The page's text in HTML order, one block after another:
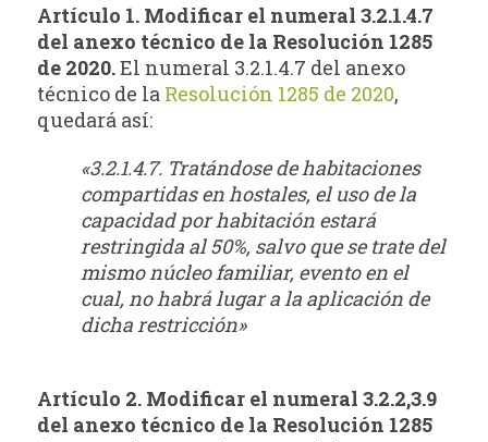
Artículo 1. Modificar el numeral 3.2.1.4.7
del anexo técnico de la Resolución 1285
de 2020.El numeral 3.2.1.4.7 del anexo
técnico de la Resolución 1285 de 2020,
quedará así:
«3.2.1.4.7. Tratándose de habitaciones
compartidas en hostales, el uso de la
capacidad por habitación estará
restringida al 50%, salvo que se trate del
mismo núcleo familiar, evento en el
cual, no habrá lugar a la aplicación de
dicha restricción»
Artículo 2. Modificar el numeral 3.2.2,3.9
del anexo técnico de la Resolución 1285